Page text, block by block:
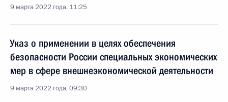
9 марта 2022 года, 11:25
Указ о применении в целях обеспечения
безопасности России специальных экономических
мер в сфере внешнеэкономической деятельности
9 марта 2022 года, 09:30